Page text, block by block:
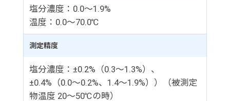
塩分濃度：0.0～1.9%
温度：0.0～70.0℃
測定精度
塩分濃度：±0.2%（0.3～1.3%）、
±0.4%（0.0～0.2%、1.4～1.9%））（被測定
物温度 20～50℃の時）